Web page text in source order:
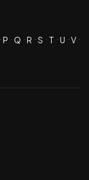
P Q R S T U
V